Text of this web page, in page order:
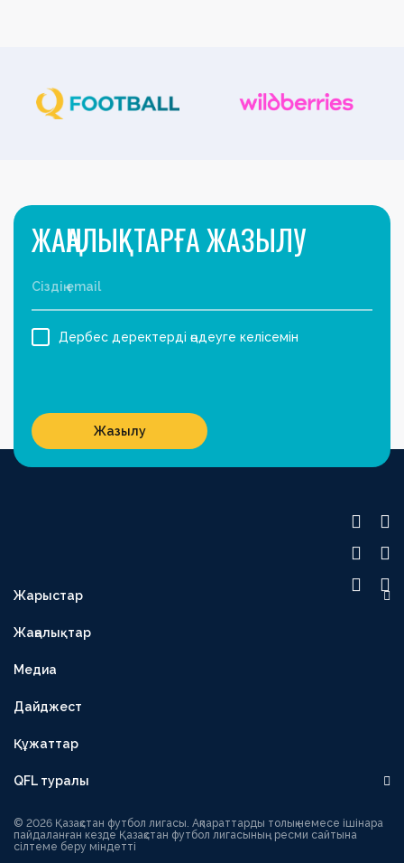
Жарыстар
1XBET БІРІНШІ ЛИГА
OLIMPBET КУБОК
ЕКІНШІ ЛИГА
ӘЙЕЛДЕР ЛИГАСЫ
ӘЙЕЛДЕР КУБОГЫ
Жаңалықтар
Медиа
Дайджест
Құжаттар
QFL туралы
ЖАҢАЛЫҚТАРҒА ЖАЗЫЛУ
Дербес деректерді өңдеуге келісемін
Жазылу
© 2026 Қазақстан футбол лигасы. Ақпараттарды толық немесе ішінара
пайдаланған кезде Қазақстан футбол лигасының ресми сайтына
сілтеме беру міндетті